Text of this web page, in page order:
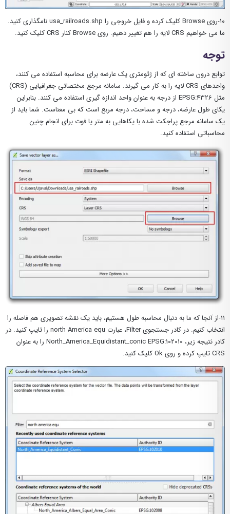
۱۰-روی Browse کلیک کرده و فایل خروجی را usa_railroads.shp نامگذاری کنید.
ما می خواهیم CRS لایه را هم تغییر دهیم. روی Browse کنار CRS کلیک کنید.
توجه
توابع درون ساخته ای که از ژئومتری یک عارضه برای محاسبه استفاده می کنند،
واحدهای CRS لایه را به کار می گیرند. سامانه مرجع مختصاتی جغرافیایی (CRS)
مثل EPSG:4326 از درجه به عنوان واحد اندازه گیری استفاده می کنند. بنابراین
یکای طول عارضه، درجه و مساحت، درجه مربع است که بی معناست. شما باید از
یک سامانه مرجع پراجکت شده با یکاهایی به متر یا فوت برای انجام چنین
محاسباتی استفاده کنید.
۱۱-از آنجا که ما به دنبال محاسبه طول هستیم، باید یک نقشه تصویری هم فاصله را
انتخاب کنیم. در کادر جستجوی Filter، عبارت north America equ را تایپ کنید. در
کادر نتیجه زیر، North_America_Equidistant_conic EPSG:102010 را به عنوان
CRS تایپ کرده و روی Ok کلیک کنید.